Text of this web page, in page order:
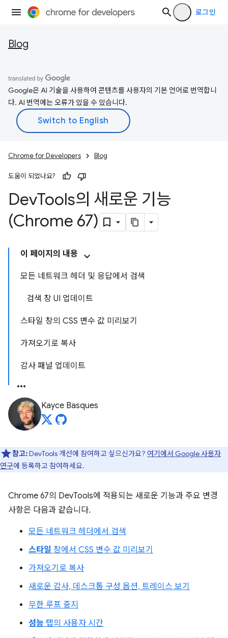
로그인
Blog
Google은 AI 기술을 사용하여 콘텐츠를 사용자의 기본 언어로 번역합니
다. AI 번역에는 오류가 있을 수 있습니다.
Chrome for Developers Blog
도움이 되었나요?
DevTools의 새로운 기능
(Chrome 67)
이 페이지의 내용
모든 네트워크 헤더 및 응답에서 검색
검색 창 UI 업데이트
스타일 창의 CSS 변수 값 미리보기
가져오기로 복사
감사 패널 업데이트
Kayce Basques
참고:DevTools 개선에 참여하고 싶으신가요? 여기에서 Google 사용자
연구에 등록하고 참여하세요.
Chrome 67의 DevTools에 적용되는 새로운 기능과 주요 변경
사항은 다음과 같습니다.
모든 네트워크 헤더에서 검색
스타일 창에서 CSS 변수 값 미리보기
가져오기로 복사
새로운 감사, 데스크톱 구성 옵션, 트레이스 보기
무한 루프 중지
성능 탭의 사용자 시간